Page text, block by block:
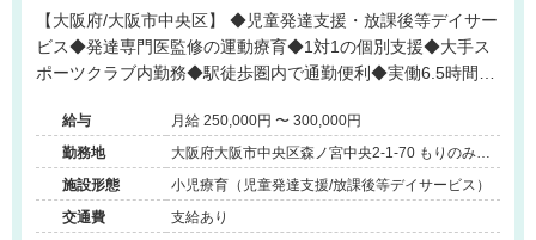
【大阪府/大阪市中央区】 ◆児童発達支援・放課後等デイサー
ビス◆発達専門医監修の運動療育◆1対1の個別支援◆大手ス
ポーツクラブ内勤務◆駅徒歩圏内で通勤便利◆実働6.5時間◆
給与
月給 250,000円 〜 300,000円
勤務地
大阪府大阪市中央区森ノ宮中央2-1-70 もりのみや
キューズモールBASE内
施設形態
小児療育（児童発達支援/放課後等デイサービス）
交通費
支給あり